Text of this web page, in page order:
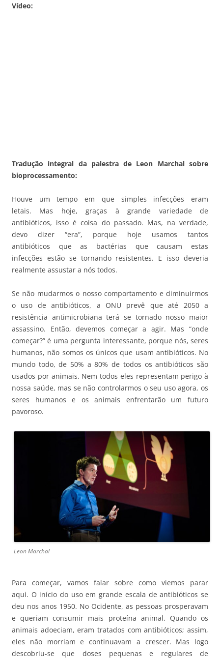
Vídeo:
Tradução integral da palestra de Leon Marchal sobre
bioprocessamento:
Houve um tempo em que simples infecções eram
letais. Mas hoje, graças à grande variedade de
antibióticos, isso é coisa do passado. Mas, na verdade,
devo dizer “era”, porque hoje usamos tantos
antibióticos que as bactérias que causam estas
infecções estão se tornando resistentes. E isso deveria
realmente assustar a nós todos.
Se não mudarmos o nosso comportamento e diminuirmos
o uso de antibióticos, a ONU prevê que até 2050 a
resistência antimicrobiana terá se tornado nosso maior
assassino. Então, devemos começar a agir. Mas “onde
começar?” é uma pergunta interessante, porque nós, seres
humanos, não somos os únicos que usam antibióticos. No
mundo todo, de 50% a 80% de todos os antibióticos são
usados por animais. Nem todos eles representam perigo à
nossa saúde, mas se não controlarmos o seu uso agora, os
seres humanos e os animais enfrentarão um futuro
pavoroso.
Leon Marchal
Para começar, vamos falar sobre como viemos parar
aqui. O início do uso em grande escala de antibióticos se
deu nos anos 1950. No Ocidente, as pessoas prosperavam
e queriam consumir mais proteína animal. Quando os
animais adoeciam, eram tratados com antibióticos; assim,
eles não morriam e continuavam a crescer. Mas logo
descobriu-se que doses pequenas e regulares de